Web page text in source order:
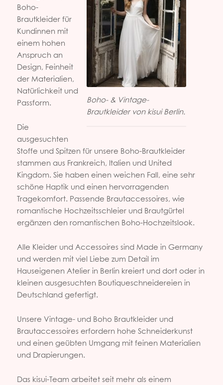
Boho- & Vintage-
Brautkleider von kisui Berlin.
Boho-
Brautkleider für
Kundinnen mit
einem hohen
Anspruch an
Design, Feinheit
der Materialien,
Natürlichkeit und
Passform.
Die
ausgesuchten
Stoffe und Spitzen für unsere Boho-Brautkleider
stammen aus Frankreich, Italien und United
Kingdom. Sie haben einen weichen Fall, eine sehr
schöne Haptik und einen hervorragenden
Tragekomfort. Passende Brautaccessoires, wie
romantische Hochzeitsschleier und Brautgürtel
ergänzen den romantischen Boho-Hochzeitslook.
Alle Kleider und Accessoires sind Made in Germany
und werden mit viel Liebe zum Detail im
Hauseigenen Atelier in Berlin kreiert und dort oder in
kleinen ausgesuchten Boutiqueschneidereien in
Deutschland gefertigt.
Unsere Vintage- und Boho Brautkleider und
Brautaccessoires erfordern hohe Schneiderkunst
und einen geübten Umgang mit feinen Materialien
und Drapierungen.
Das kisui-Team arbeitet seit mehr als einem